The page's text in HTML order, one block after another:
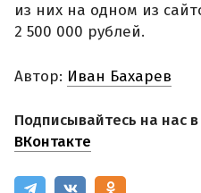
из них на одном из
2 500 000 рублей.
Автор: Иван Бахарев
Подписывайтесь на нас в
ВКонтакте